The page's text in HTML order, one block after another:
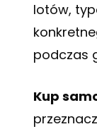
lotów,
podczas
Kup